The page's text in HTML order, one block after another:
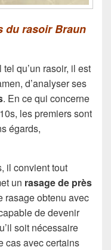
du rasoir Braun
qu’un rasoir, il est
d’analyser ses
. En ce qui concerne
les premiers sont
égards,
il convient tout
un rasage de près
rasage obtenu avec
de devenir
soit nécessaire
cas avec certains